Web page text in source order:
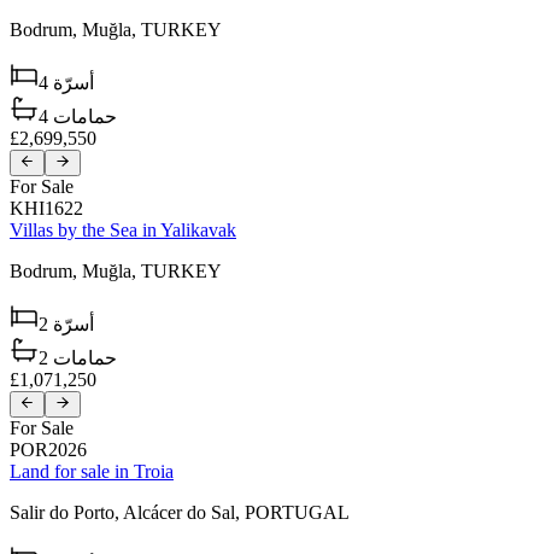
Bodrum, Muğla, TURKEY
4 أسرّة
4 حمامات
£2,699,550
For Sale
KHI1622
Villas by the Sea in Yalikavak
Bodrum, Muğla, TURKEY
2 أسرّة
2 حمامات
£1,071,250
For Sale
POR2026
Land for sale in Troia
Salir do Porto, Alcácer do Sal, PORTUGAL